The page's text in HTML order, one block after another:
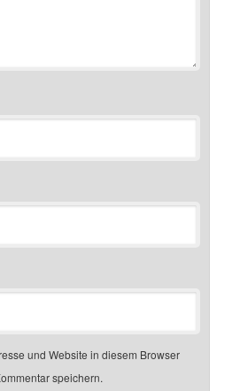
und Website in diesem Browser
speichern.